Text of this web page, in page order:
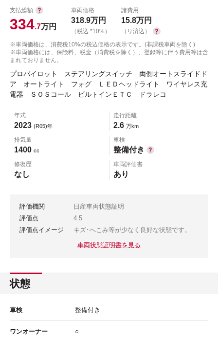
支払総額
334.7万円
車両価格
318.9万円
（税込 *10%）
諸費用
15.8万円
（リ済込）
※車両価格は、消費税10%の税込価格の表示です。(非課税車両を除く)
※車両価格には、保険料、税金（消費税を除く）、登録等に伴う費用等は含
まれておりません。
プロパイロット ステアリングスイッチ 両側オートスライドド
ア オートライト フォグ ＬＥＤヘッドライト ワイヤレス充
電器 ＳＯＳコール ビルトインＥＴＣ ドラレコ
年式
2023 (R05)年
走行距離
2.6 万km
排気量
1400 cc
車検
整備付き
修復歴
なし
車両評価書
あり
評価機関
日産車両状態証明
評価点
4.5
評価点イメージ
キズ･へこみ等が少なく良好な状態です。
車両状態証明書を見る
状態
車検 整備付き
ワンオーナー ○